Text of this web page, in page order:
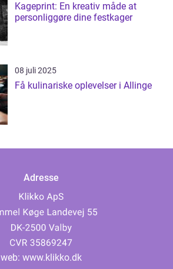
Kageprint: En kreativ måde at
personliggøre dine festkager
08 juli 2025
Få kulinariske oplevelser i Allinge
Adresse
web: www.klikko.dk